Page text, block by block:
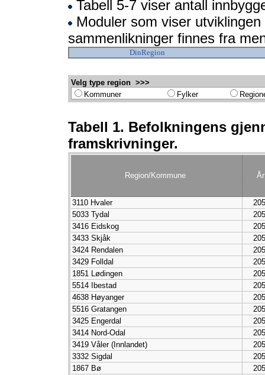
Tabell 5-7 viser antall
Moduler som viser
sammenlikninger finnes fra
DinRegion
Velg type region >>>
Kommuner
Fylker
Tabell 1. Befolkningens
framskrivninger.
Region/Kommune År
3110 Hvaler
5033 Tydal
3416 Eidskog
3433 Skjåk
3424 Rendalen
3429 Folldal
1851 Lødingen
5514 Ibestad
4638 Høyanger
5516 Gratangen
3425 Engerdal
3414 Nord-Odal
3419 Våler (Innlandet)
3332 Sigdal
1867 Bø